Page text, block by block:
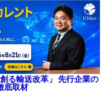
る輸送改革」 先行企業の
底取材